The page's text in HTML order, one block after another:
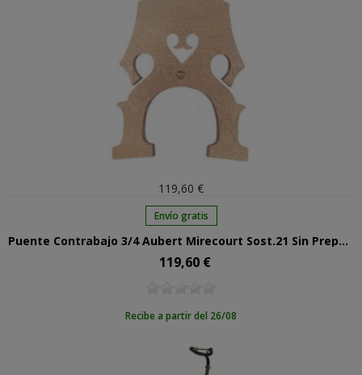
119,60 €
Envío gratis
Puente Contrabajo 3/4 Aubert Mirecourt Sost.21 Sin Preparar
Precio
119,60 €
Recibe a partir del 26/08